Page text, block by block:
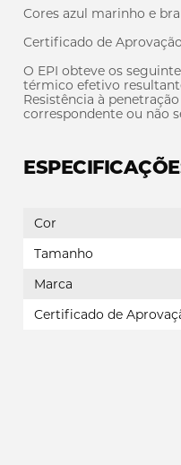
Cores azul marinho e
Certificado de
O EPI obteve os
térmico efetivo
Resistência à
correspondente ou não
Cor
Tamanho
Marca
Certificado de